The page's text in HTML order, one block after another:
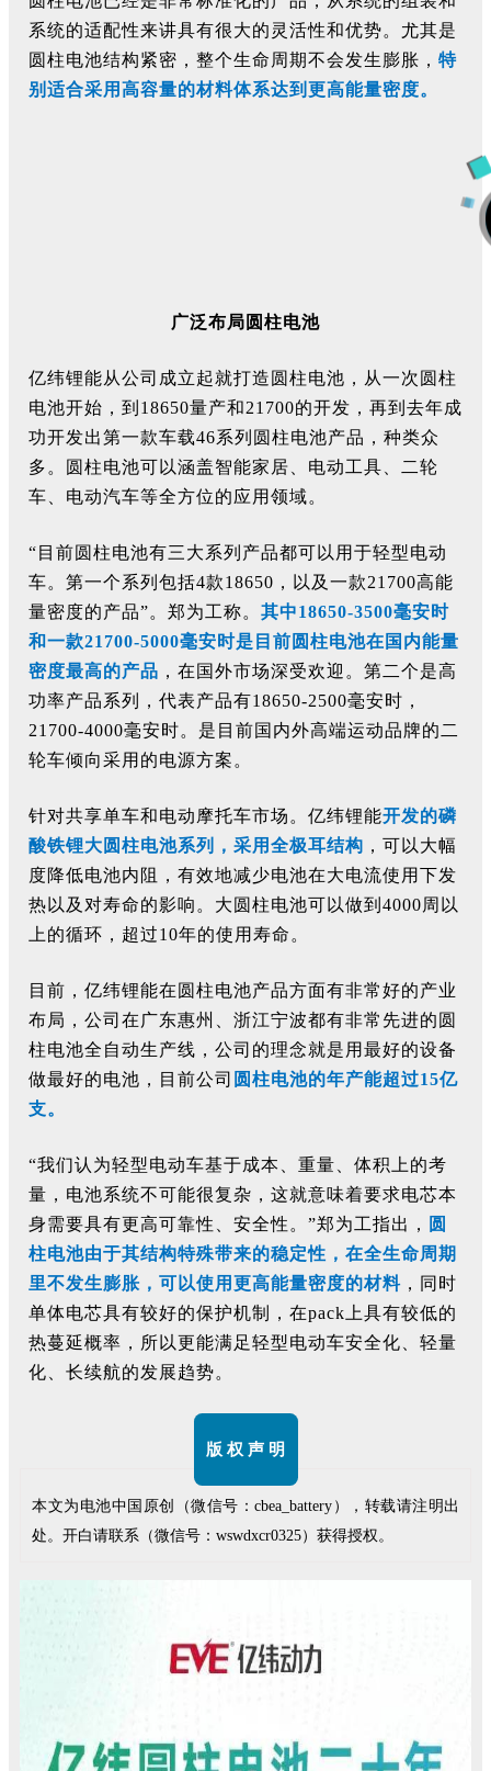
系统的适配性来讲具有很大的灵活性和优势。尤其是
圆柱电池结构紧密，整个生命周期不会发生膨胀， 特
别适合采用高容量的材料体系达到更高能量密度。
广泛布局 圆柱电池
亿纬锂能从公司成立起就打造圆柱电池，从一次圆柱
电池开始，到18650量产和21700的开发，再到去年成
功开发出第一款车载46系列圆柱电池产品，种类众
多。圆柱电池可以涵盖智能家居、电动工具、二轮
车、电动汽车等全方位的应用领域。
“目前圆柱电池有三大系列产品都可以用于轻型电动
车。第一个系列包括4款18650，以及一款21700高能
量密度的产品”。 郑为工称。 其中18650-3500毫安时
和一款21700-5000毫安时是目前圆柱电池在国内能量
密度最高的产品 ，在国外市场深受欢迎。第二个是高
功率产品系列，代表产品有18650-2500毫安时，
21700-4000毫安时。是目前国内外高端运动品牌的二
轮车倾向采用的电源方案。
针对共享单车和电动摩托车市场。亿纬锂能开发的磷
酸铁锂大圆柱电池系列，采用全极耳结构 ，可以大幅
度降低电池内阻，有效地减少电池在大电流使用下发
热以及对寿命的影响。大圆柱电池可以做到 4000周以
上的循环，超过10年的使用寿命。
目前，亿纬锂能在圆柱电池产品方面有非常好的产业
布局，公司在广东惠州、浙江宁波都有非常先进的圆
柱电池全自动生产线，公司的理念就是用最好的设备
做最好的电池，目前公司 圆柱电池的年产能超过15亿
支。
“我们认为轻型电动车基于成本、重量、体积上的考
量，电池系统不可能很复杂，这就意味着要求电芯本
身需要具有更高可靠性、安全性。”郑为工指出，
圆
柱电池由于其结构特殊带来的稳定性，在全生命周期
里不发生膨胀，可以使用更高能量密度的材料 ，同时
单体电芯具有较好的保护机制，在pack 上具有较低的
热蔓延概率，所以更能满足轻型电动车安全化、轻量
化、长续航的发展趋势。
版 权 声 明
本文为电池中国原创（微信号：cbea_battery），转载请注明出
处。开白请联系（微信号：wswdxcr0325）获得授权。